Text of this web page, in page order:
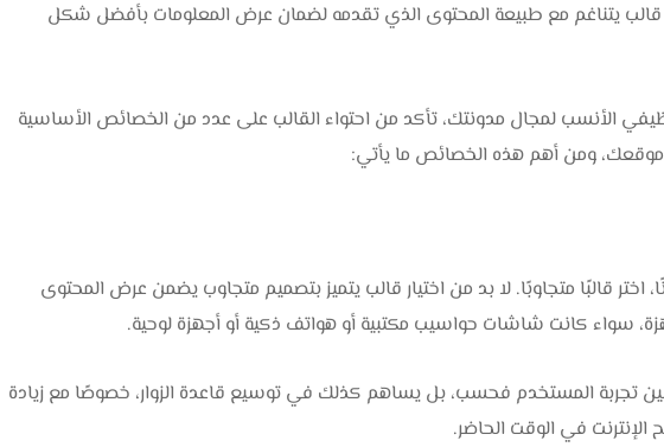
قالب يتناغم مع طبيعة المحتوى الذي تقدمه لضمان عرض المعلومات بأفضل شكل
الأنسب لمجال مدونتك، تأكد من احتواء القالب على عدد من الخصائص الأساسية
ومن أهم هذه الخصائص ما يأتي:
اختر قالبًا متجاوبًا. لا بد من اختيار قالب يتميز بتصميم متجاوب يضمن عرض المحتوى
سواء كانت شاشات حواسيب مكتبية أو هواتف ذكية أو أجهزة لوحية.
تجربة المستخدم فحسب، بل يساهم كذلك في توسيع قاعدة الزوار، خصوصًا مع زيادة
الإنترنت في الوقت الحاضر.